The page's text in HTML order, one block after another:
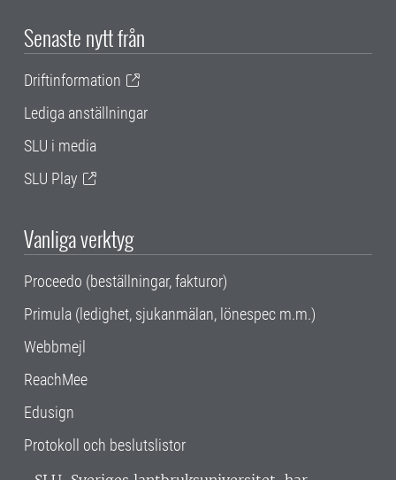
Senaste nytt från
Driftinformation
Lediga anställningar
SLU i media
SLU Play
Vanliga verktyg
Proceedo (beställningar, fakturor)
Primula (ledighet, sjukanmälan, lönespec m.m.)
Webbmejl
ReachMee
Edusign
Protokoll och beslutslistor